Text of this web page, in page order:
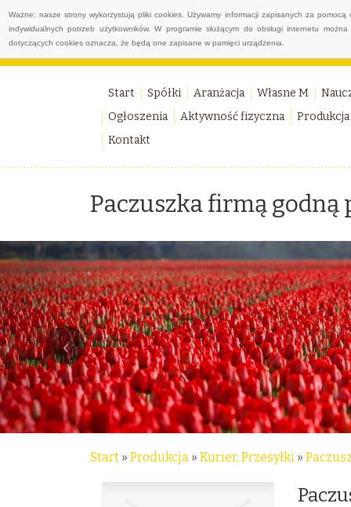
Ważne: nasze strony wykorzystują pliki cookies. Używamy informacji zapisanych za
indywidualnych potrzeb użytkowników. W programie służącym do obsługi internetu
dotyczących cookies oznacza, że będą one zapisane w pamięci urządzenia.
Start Spółki Aranżacja Własne M
Ogłoszenia
Aktywność fizyczna
Produkcja
Kontakt
Paczuszka firmą godną
Start » Produkcja » Kurier, Przesyłki »